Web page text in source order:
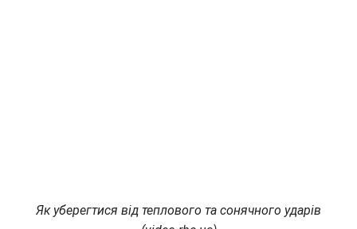
Як уберегтися від теплового та сонячного ударів